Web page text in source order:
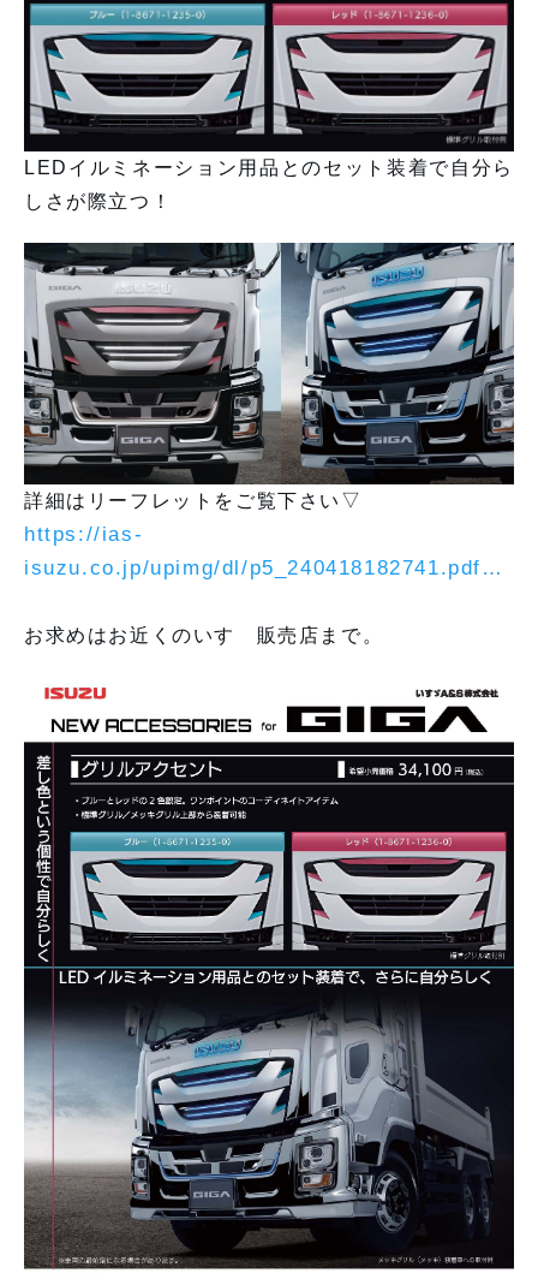
LEDイルミネーション用品とのセット装着で自分ら
しさが際立つ！
詳細はリーフレットをご覧下さい▽
https://ias-
isuzu.co.jp/upimg/dl/p5_240418182741.pdf …
お求めはお近くのいすゞ販売店まで。